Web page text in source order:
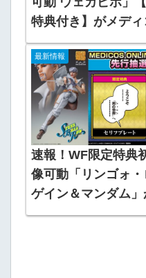
特典付き】がメディ
ラインで先行抽選
『ジョジョの奇妙
スティールボール
最新情報
速報！WF限定特典
像可動「リンゴォ
ゲイン＆マンダム
日から予約開始！